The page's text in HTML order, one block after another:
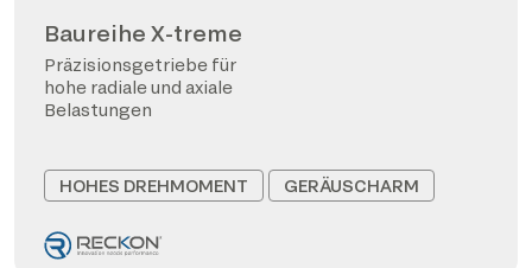
Baureihe X-treme
Präzisionsgetriebe für
hohe radiale und axiale
Belastungen
HOHES DREHMOMENT GERÄUSCHARM